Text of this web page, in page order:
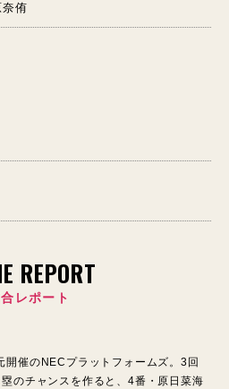
侑
REPORT
レポート
開催のNECプラットフォームズ。3回
のチャンスを作ると、4番・原日菜海